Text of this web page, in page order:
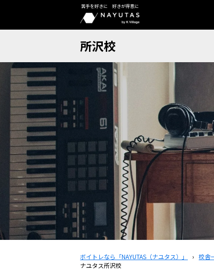
苦手を好きに 好きが得意に
所沢校
ボイトレなら「NAYUTAS（ナユタス）」 › 校舎
ナユタス所沢校